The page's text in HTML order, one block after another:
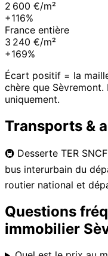
2 600 €/m²
+116%
France entière
3 240 €/m²
+169%
Écart positif = la
chère que Sèvremont.
uniquement.
Transports &
🚇 Desserte TER
bus interurbain du
routier national et
Questions
immobilier